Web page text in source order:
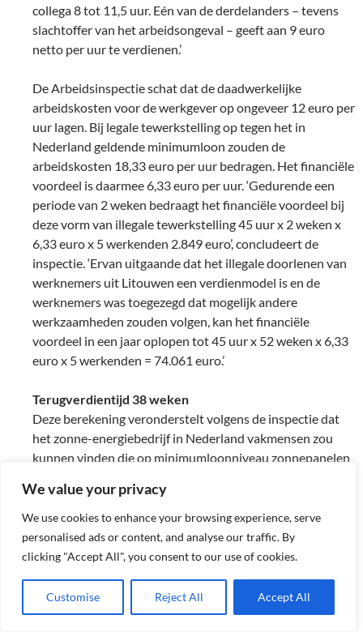
We value your privacy
We use cookies to enhance your browsing experience, serve
personalised ads or content, and analyse our traffic. By
clicking "Accept All", you consent to our use of cookies.
Customise Reject All Accept All
collega 8 tot 11,5 uur. Eén van de derdelanders – tevens
slachtoffer van het arbeidsongeval – geeft aan 9 euro
netto per uur te verdienen.’
De Arbeidsinspectie schat dat de daadwerkelijke
arbeidskosten voor de werkgever op ongeveer 12 euro per
uur lagen. Bij legale tewerkstelling op tegen het in
Nederland geldende minimumloon zouden de
arbeidskosten 18,33 euro per uur bedragen. Het financiële
voordeel is daarmee 6,33 euro per uur. ‘Gedurende een
periode van 2 weken bedraagt het financiële voordeel bij
deze vorm van illegale tewerkstelling 45 uur x 2 weken x
6,33 euro x 5 werkenden 2.849 euro’, concludeert de
inspectie. ‘Ervan uitgaande dat het illegale doorlenen van
werknemers uit Litouwen een verdienmodel is en de
werknemers was toegezegd dat mogelijk andere
werkzaamheden zouden volgen, kan het financiële
voordeel in een jaar oplopen tot 45 uur x 52 weken x 6,33
euro x 5 werkenden = 74.061 euro.’
Terugverdientijd 38 weken
Deze berekening veronderstelt volgens de inspectie dat
het zonne-energiebedrijf in Nederland vakmensen zou
kunnen vinden die op minimumloonniveau zonnepanelen
feitelijk verkregen loonvoordeel vermoedelijk dus nog
groter.
In totaal heeft de Arbeidsinspectie in deze zaak 5
aangemerkt. Deze ondernemingen hebben verschillende
rollen als opdrachtgever, hoofdaannemer, aannemer,